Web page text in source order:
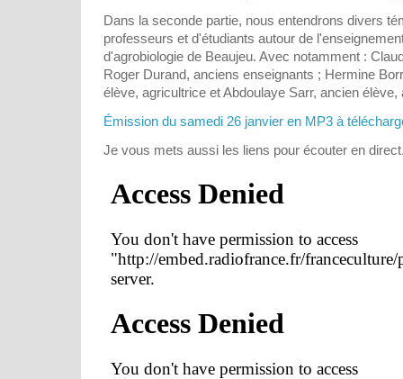
Dans la seconde partie, nous entendrons divers
professeurs et d'étudiants autour de
d'agrobiologie de Beaujeu. Avec notamment :
Roger Durand, anciens enseignants ; Hermine
élève, agricultrice et Abdoulaye Sarr, ancien
Émission du samedi 26 janvier en MP3 à
Je vous mets aussi les liens pour écouter en